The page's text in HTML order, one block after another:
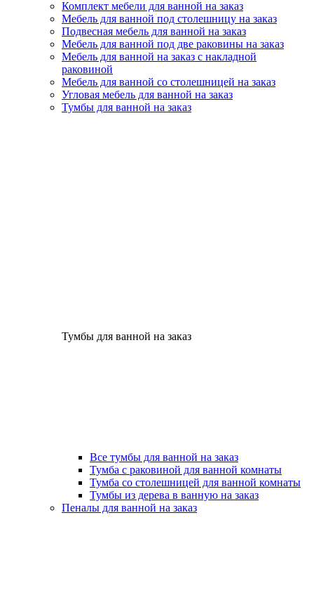
Комплект мебели для ванной на заказ
Мебель для ванной под столешницу на заказ
Подвесная мебель для ванной на заказ
Мебель для ванной под две раковины на заказ
Мебель для ванной на заказ с накладной
раковиной
Мебель для ванной со столешницей на заказ
Угловая мебель для ванной на заказ
Тумбы для ванной на заказ
Тумбы для ванной на заказ
Все тумбы для ванной на заказ
Тумба с раковиной для ванной комнаты
Тумба со столешницей для ванной комнаты
Тумбы из дерева в ванную на заказ
Пеналы для ванной на заказ